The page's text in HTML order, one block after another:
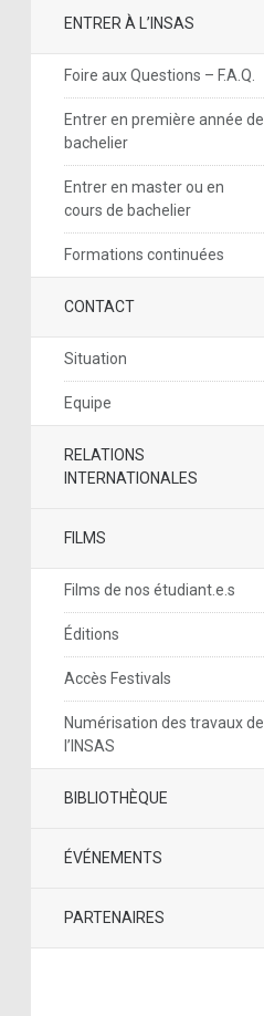
ENTRER À L’INSAS
Foire aux Questions – F.A.Q.
Entrer en première année de
bachelier
Entrer en master ou en
cours de bachelier
Formations continuées
CONTACT
Situation
Equipe
RELATIONS
INTERNATIONALES
FILMS
Films de nos étudiant.e.s
Éditions
Accès Festivals
Numérisation des travaux de
l’INSAS
BIBLIOTHÈQUE
ÉVÉNEMENTS
PARTENAIRES